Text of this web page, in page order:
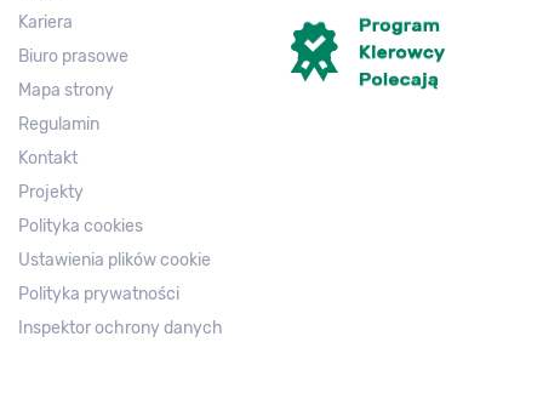
Kariera
Biuro prasowe
Mapa strony
Regulamin
Kontakt
Projekty
Polityka cookies
Ustawienia plików cookie
Polityka prywatności
Inspektor ochrony danych